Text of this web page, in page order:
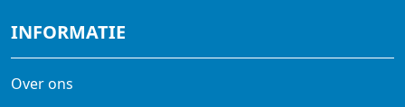
INFORMATIE
Over ons